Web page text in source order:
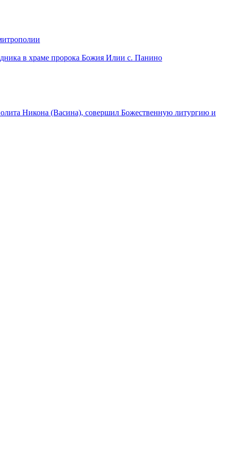
в храме пророка Божия Илии с. Панино
Никона (Васина), совершил Божественную литургию и